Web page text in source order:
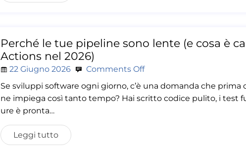
Perché le tue pipeline sono lente (e cosa è
Actions nel 2026)
22 Giugno 2026
Comments Off
Se sviluppi software ogni giorno, c’è una domanda che prima
ne impiega così tanto tempo? Hai scritto codice pulito, i test
ure è pronta…
Leggi tutto